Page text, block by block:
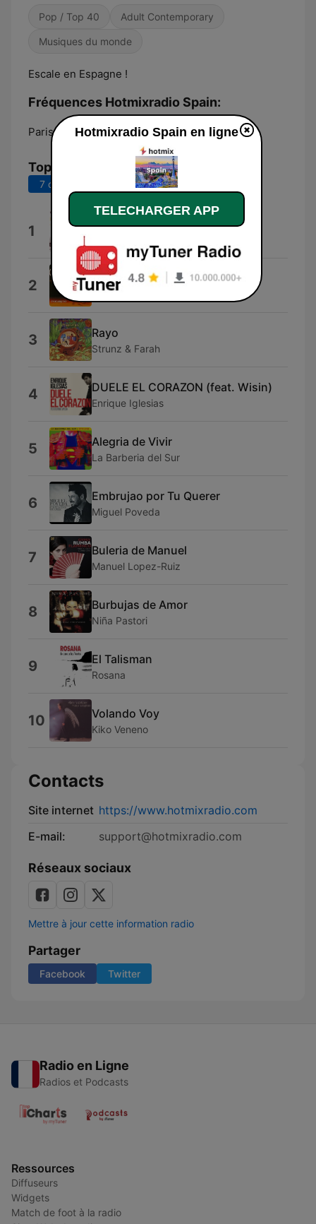
Pop / Top 40 Adult Contemporary
Musiques du monde
Escale en Espagne !
Fréquences Hotmixradio Spain:
Paris: Online
Top titres
7 derniers jours 30 derniers jours
1 Lel-lere-bay-bay
2 A la repompa
Macarena
3 Rayo
Strunz & Farah
4 DUELE EL CORAZON (feat. Wisin)
Enrique Iglesias
5 Alegria de Vivir
La Barberia del Sur
6 Embrujao por Tu Querer
Miguel Poveda
7 Buleria de Manuel
Manuel Lopez-Ruiz
8 Burbujas de Amor
Niña Pastori
9 El Talisman
Rosana
10 Volando Voy
Kiko Veneno
Contacts
Site internet https://www.hotmixradio.com
E-mail:
support@hotmixradio.com
Réseaux sociaux
Mettre à jour cette information radio
Partager
Facebook Twitter
Radio en Ligne
Radios et Podcasts
Ressources
Diffuseurs
Widgets
Match de foot à la radio
Hotmixradio Spain en ligne
TELECHARGER APP